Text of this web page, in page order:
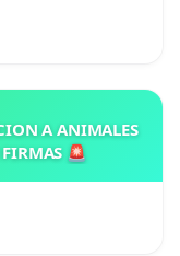
A ANIMALES
FIRMAS 🚨